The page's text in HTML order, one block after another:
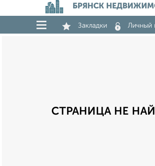
БРЯНСК
Закладки Личный
СТРАНИЦА НЕ